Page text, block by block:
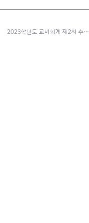
2023학년도 교비회계 제2차 추…